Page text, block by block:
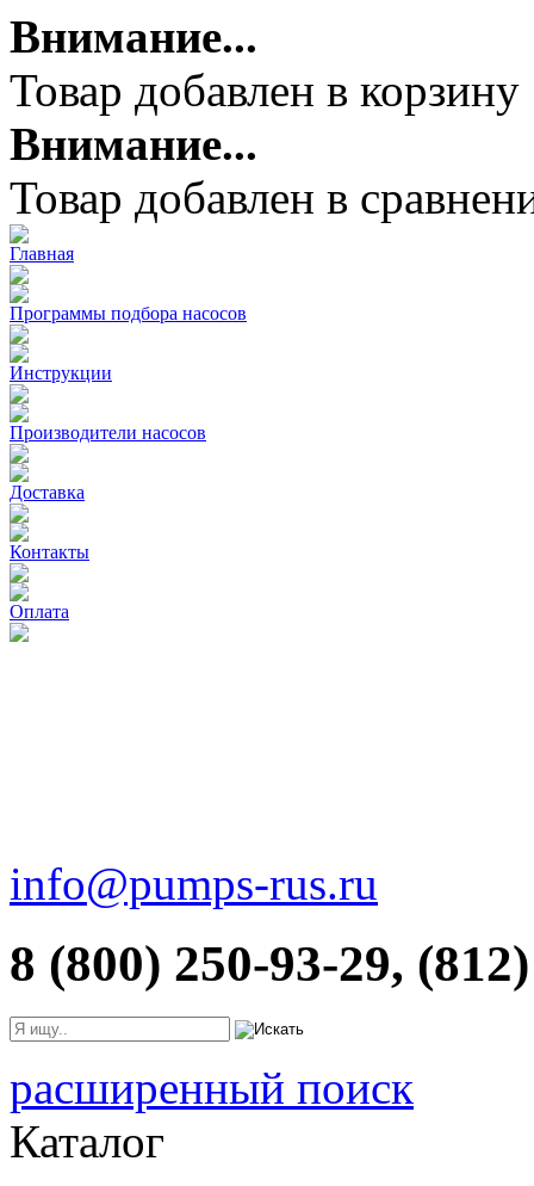
Внимание...
Товар добавлен в корзину
Внимание...
Товар добавлен в
Главная
Программы подбора насосов
Инструкции
Производители насосов
Доставка
Контакты
Оплата
info@pumps-rus.ru
8 (800) 250-93-29,
расширенный поиск
Каталог